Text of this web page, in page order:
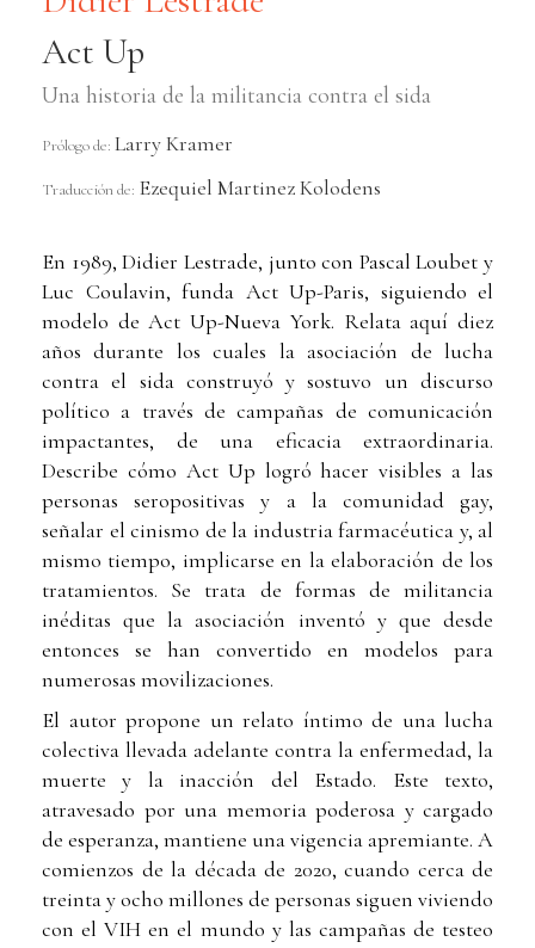
Act Up
Una historia de la militancia contra el sida
Prólogo de: Larry Kramer
Traducción de: Ezequiel Martinez Kolodens
En 1989, Didier Lestrade, junto con Pascal Loubet y
Luc Coulavin, funda Act Up-Paris, siguiendo el
modelo de Act Up-Nueva York. Relata aquí diez
años durante los cuales la asociación de lucha
contra el sida construyó y sostuvo un discurso
político a través de campañas de comunicación
impactantes, de una eficacia extraordinaria.
Describe cómo Act Up logró hacer visibles a las
personas seropositivas y a la comunidad gay,
señalar el cinismo de la industria farmacéutica y, al
mismo tiempo, implicarse en la elaboración de los
tratamientos. Se trata de formas de militancia
inéditas que la asociación inventó y que desde
entonces se han convertido en modelos para
numerosas movilizaciones.
El autor propone un relato íntimo de una lucha
colectiva llevada adelante contra la enfermedad, la
muerte y la inacción del Estado. Este texto,
atravesado por una memoria poderosa y cargado
de esperanza, mantiene una vigencia apremiante. A
comienzos de la década de 2020, cuando cerca de
treinta y ocho millones de personas siguen viviendo
con el VIH en el mundo y las campañas de testeo